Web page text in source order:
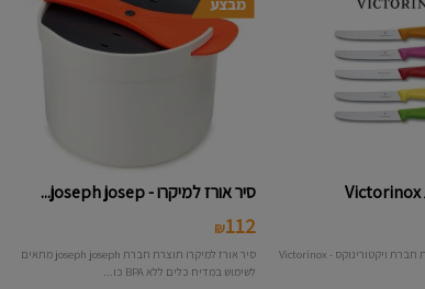
סט 5 סכיני ירקות תוצרת חברת ויקטורינוקס - Victorinox
סיר אורז למיקרו - joseph josep...
112
₪
סיר אורז למיקרו תוצרת חברת joseph joseph מתאים
לשימוש במדיח כלים ללא BPA כו...